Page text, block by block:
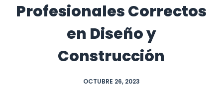
Profesionales Correctos
en Diseño y
Construcción
OCTUBRE 26, 2023